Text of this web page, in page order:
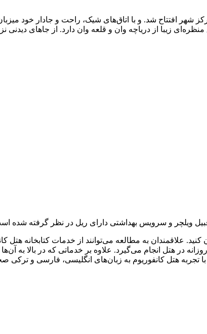
در ژوئن ۲۰۲۱ به عنوان یک هتل ۵ ستاره در مرکز شهر افتتاح شد. و با
هتل مجلل و لوکس منظره‌ای زیبا از دریاچه وان و قلعه وان دارد. از
ویلچر و سرویس بهداشتی دارای ریل در نظر گرفته شده
علاقمندان به مطالعه می‌توانند از خدمات کتابخانه
در هتل انجام می‌گیرد. علاوه بر خدماتی که در بالا
هتل کانفوریوم به زبان‌های انگلیسی، فارسی و ترکی